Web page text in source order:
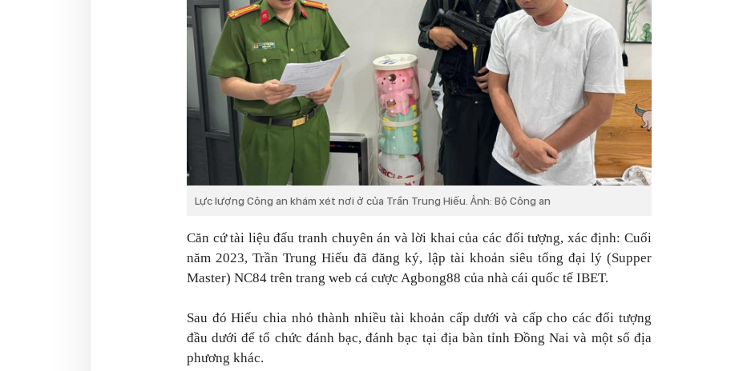
Lực lượng Công an khám xét nơi ở của Trần Trung Hiếu. Ảnh: Bộ Công an
Căn cứ tài liệu đấu tranh chuyên án và lời khai của các đối tượng, xác định: Cuối
năm 2023, Trần Trung Hiếu đã đăng ký, lập tài khoản siêu tổng đại lý (Supper
Master) NC84 trên trang web cá cược Agbong88 của nhà cái quốc tế IBET.
Sau đó Hiếu chia nhỏ thành nhiều tài khoản cấp dưới và cấp cho các đối tượng
đầu dưới để tổ chức đánh bạc, đánh bạc tại địa bàn tỉnh Đồng Nai và một số địa
phương khác.